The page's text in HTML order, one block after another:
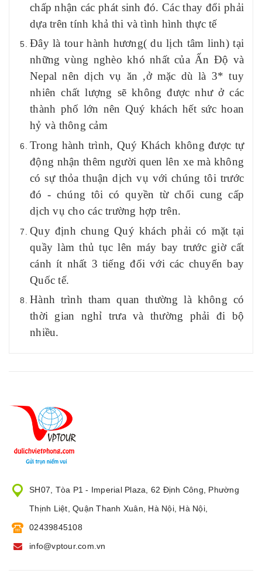
chấp nhận các phát sinh đó. Các thay đổi phải
dựa trên tính khả thi và tình hình thực tế
Đây là tour hành hương( du lịch tâm linh) tại
những vùng nghèo khó nhất của Ấn Độ và
Nepal nên dịch vụ ăn ,ở mặc dù là 3* tuy
nhiên chất lượng sẽ không được như ở các
thành phố lớn nên Quý khách hết sức hoan
hỷ và thông cảm
Trong hành trình, Quý Khách không được tự
động nhận thêm người quen lên xe mà không
có sự thỏa thuận dịch vụ với chúng tôi trước
đó - chúng tôi có quyền từ chối cung cấp
dịch vụ cho các trường hợp trên.
Quy định chung Quý khách phải có mặt tại
quầy làm thủ tục lên máy bay trước giờ cất
cánh ít nhất 3 tiếng đối với các chuyến bay
Quốc tế.
Hành trình tham quan thường là không có
thời gian nghỉ trưa và thường phải đi bộ
nhiều.
SH07, Tòa P1 - Imperial Plaza, 62 Định Công, Phường
Thịnh Liệt, Quận Thanh Xuân, Hà Nội, Hà Nội,
02439845108
info@vptour.com.vn